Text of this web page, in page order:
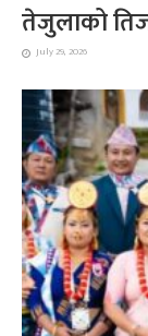
तेजुलाको
July 29, 2026